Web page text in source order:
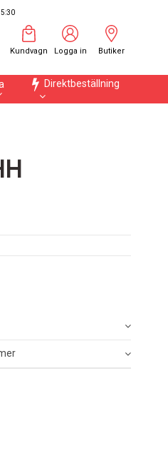
Kundvagn Logga in Butiker
Direktbeställning